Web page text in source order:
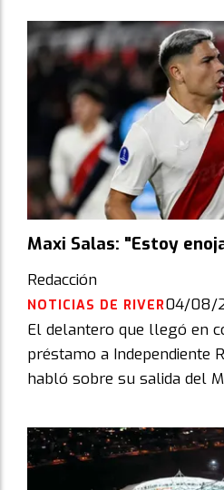
Maxi Salas: "Estoy
Redacción
NOTICIAS DE RIVER04/08/
El delantero que llegó en
préstamo a Independiente
habló sobre su salida del